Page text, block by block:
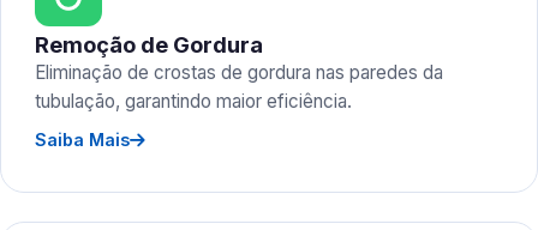
Remoção de Gordura
Eliminação de crostas de gordura nas paredes da
tubulação, garantindo maior eficiência.
Saiba Mais